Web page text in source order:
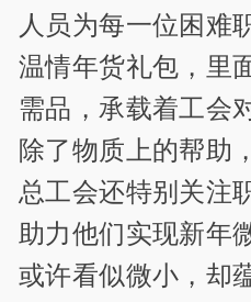
人员为每一位困难
温情年货礼包，里
需品，承载着工会
除了物质上的帮助
总工会还特别关注
助力他们实现新年
或许看似微小，却